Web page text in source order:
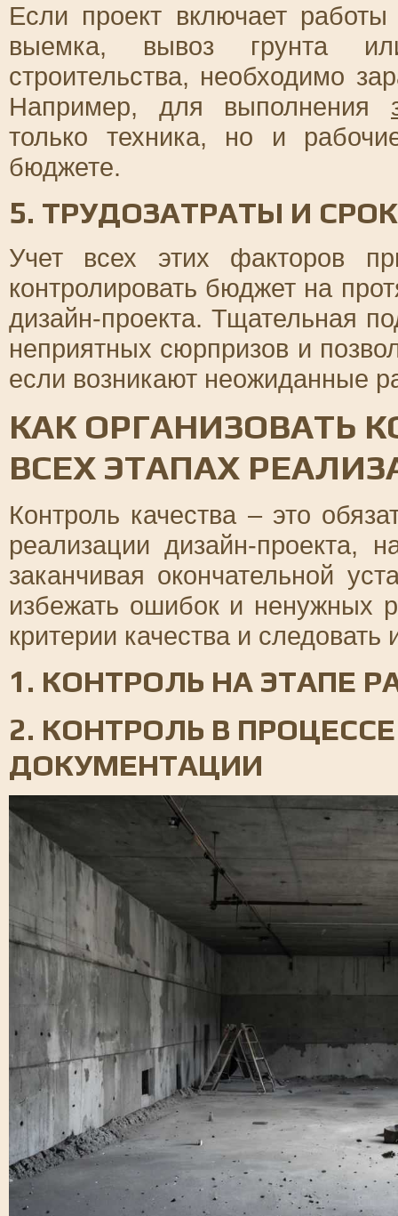
Если проект включает
выемка, вывоз грунта
строительства, необходимо
Например, для выполнения
только техника, но и
бюджете.
5. ТРУДОЗАТРАТЫ И
Учет всех этих факторов
контролировать бюджет на
дизайн-проекта. Тщательная
неприятных сюрпризов и
если возникают неожиданные
КАК ОРГАНИЗОВАТЬ
ВСЕХ ЭТАПАХ
Контроль качества – это
реализации дизайн-проекта,
заканчивая окончательной
избежать ошибок и ненужных
критерии качества и
1. КОНТРОЛЬ НА ЭТАПЕ
2. КОНТРОЛЬ В
ДОКУМЕНТАЦИИ